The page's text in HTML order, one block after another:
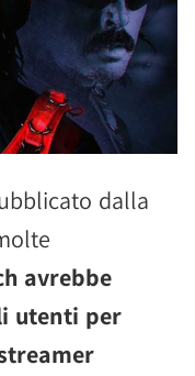
dalla
avrebbe
utenti per